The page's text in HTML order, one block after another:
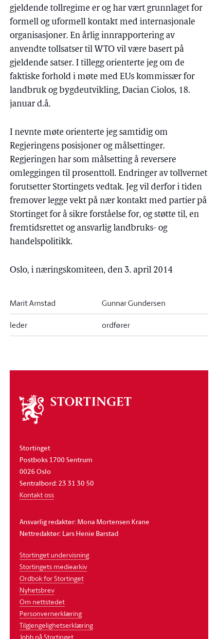
gjeldende tollregime er og har vært grunnlaget for
formell og uformell kontakt med internasjonale
organisasjoner. En årlig innrapportering av
anvendte tollsatser til WTO vil være basert på
gjeldende satser. I tillegg orienterte jeg om de
faktiske forhold i møte med EUs kommissær for
landbruk og bygdeutvikling, Dacian Ciolos, 18.
januar d.å.
I nevnte møte orienterte jeg samtidig om
Regjeringens posisjoner og målsettinger.
Regjeringen har som målsetting å reversere
omleggingen til prosenttoll. Endringer av tollvernet
forutsetter Stortingets vedtak. Jeg vil derfor i tiden
fremover legge vekt på nær kontakt med partier på
Stortinget for å sikre forståelse for, og støtte til, en
fremtidsrettet og ansvarlig landbruks- og
handelspolitikk.
Oslo, i næringskomiteen, den 3. april 2014
Marit Arnstad Gunnar Gundersen
leder ordfører
Om
stortinget
Stortinget
Postboks 1700 Sentrum
0026 Oslo
Sentralbord: 23 31 30 50
Kontakt oss
Ansvarlig redaktør: Mona Mortensen Krane
Nettredaktør: Lars Henie Barstad
Stortinget undervisning
Stortingets mediearkiv
Ordbok for Stortinget
Nyhetsbrev
Om nettstedet
Personvernerklæring
Tilgjengelighetserklæring
Jobb på Stortinget